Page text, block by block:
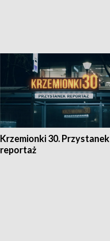
Krzemionki 30. Przystanek
reportaż